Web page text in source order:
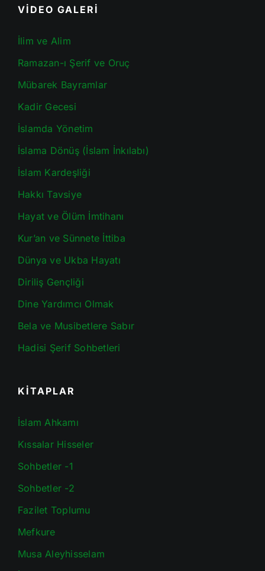
VİDEO GALERİ
İlim ve Alim
Ramazan-ı Şerif ve Oruç
Mübarek Bayramlar
Kadir Gecesi
İslamda Yönetim
İslama Dönüş (İslam İnkılabı)
İslam Kardeşliği
Hakkı Tavsiye
Hayat ve Ölüm İmtihanı
Kur’an ve Sünnete İttiba
Dünya ve Ukba Hayatı
Diriliş Gençliği
Dine Yardımcı Olmak
Bela ve Musibetlere Sabır
Hadisi Şerif Sohbetleri
KİTAPLAR
İslam Ahkamı
Kıssalar Hisseler
Sohbetler -1
Sohbetler -2
Fazilet Toplumu
Mefkure
Musa Aleyhisselam